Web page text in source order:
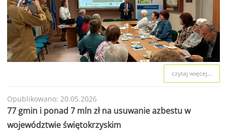
czytaj więcej...
Opublikowano: 20.05.2026
77 gmin i ponad 7 mln zł na usuwanie azbestu w
województwie świętokrzyskim